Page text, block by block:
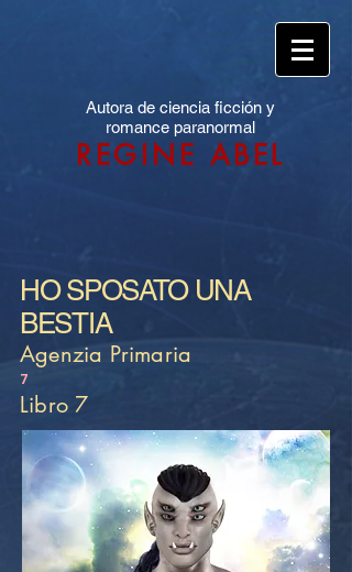
Autora de ciencia ficción y
romance paranormal
REGINE ABEL
HO SPOSATO UNA
BESTIA
Agenzia Primaria
7
Libro 7